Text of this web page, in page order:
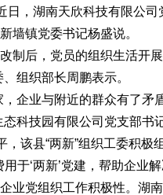
日，湖南天欣科技有限公
墙镇党委书记杨盛说。
制后，党员的组织生活开
组织部长周鹏表示。
企业与附近的群众有了
科技园有限公司党支部书
，该县“两新”组织工委积
于‘两新’党建，帮助企业
业党组织工作积极性。湖